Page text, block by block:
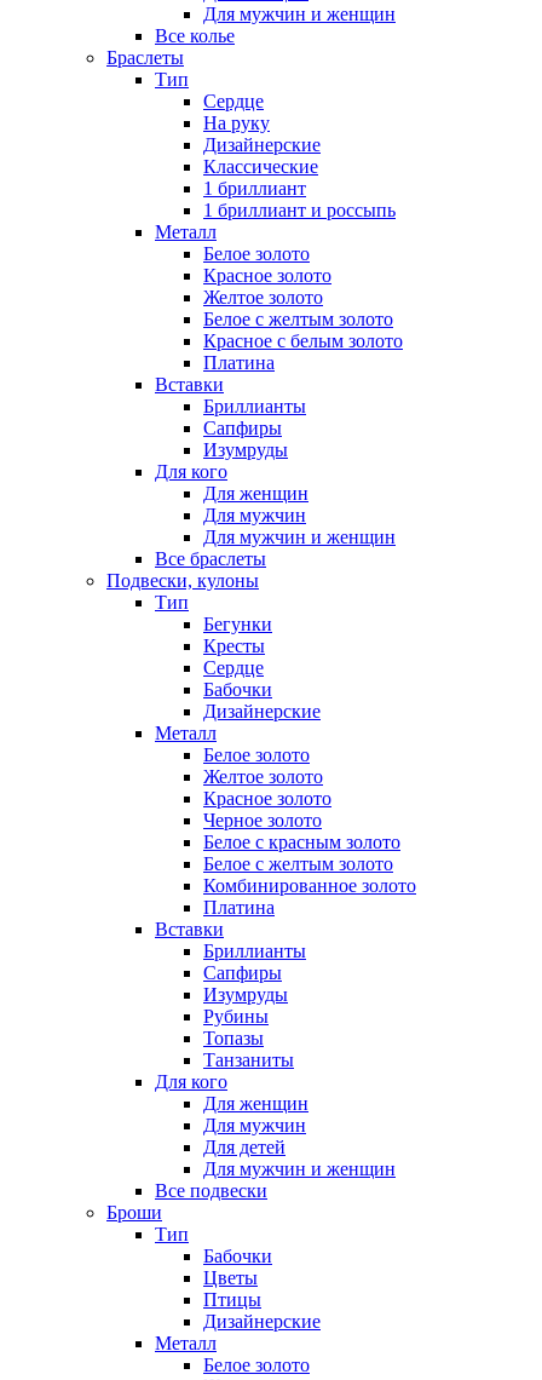
Для мужчин и женщин
Все колье
Браслеты
Тип
Сердце
На руку
Дизайнерские
Классические
1 бриллиант
1 бриллиант и россыпь
Металл
Белое золото
Красное золото
Желтое золото
Белое с желтым золото
Красное с белым золото
Платина
Вставки
Бриллианты
Сапфиры
Изумруды
Для кого
Для женщин
Для мужчин
Для мужчин и женщин
Все браслеты
Подвески, кулоны
Тип
Бегунки
Кресты
Сердце
Бабочки
Дизайнерские
Металл
Белое золото
Желтое золото
Красное золото
Черное золото
Белое с красным золото
Белое с желтым золото
Комбинированное золото
Платина
Вставки
Бриллианты
Сапфиры
Изумруды
Рубины
Топазы
Танзаниты
Для кого
Для женщин
Для мужчин
Для детей
Для мужчин и женщин
Все подвески
Броши
Тип
Бабочки
Цветы
Птицы
Дизайнерские
Металл
Белое золото